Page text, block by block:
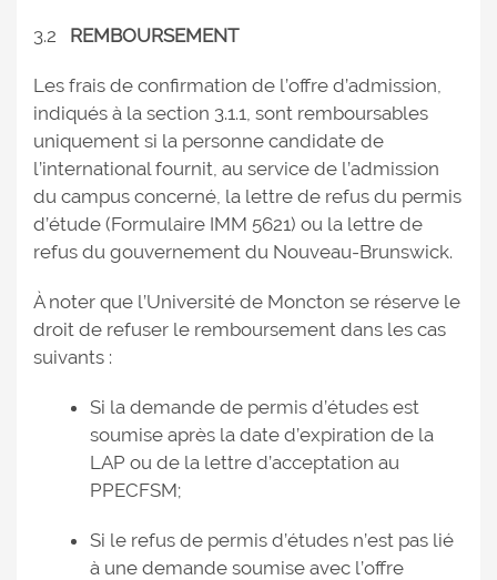
3.2 REMBOURSEMENT
Les frais de confirmation de l’offre d’admission,
indiqués à la section 3.1.1, sont remboursables
uniquement si la personne candidate de
l’international fournit, au service de l’admission
du campus concerné, la lettre de refus du permis
d’étude (Formulaire IMM 5621) ou la lettre de
refus du gouvernement du Nouveau-Brunswick.
À noter que l’Université de Moncton se réserve le
droit de refuser le remboursement dans les cas
suivants :
Si la demande de permis d’études est
soumise après la date d’expiration de la
LAP ou de la lettre d’acceptation au
PPECFSM;
Si le refus de permis d’études n’est pas lié
à une demande soumise avec l’offre